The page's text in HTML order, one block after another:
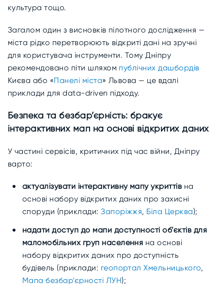
культура тощо.
Загалом один з висновків пілотного дослідження —
міста рідко перетворюють відкриті дані на зручні
для користувача інструменти. Тому Дніпру
рекомендовано піти шляхом публічних дашбордів
Києва або «Панелі міста» Львова — це вдалі
приклади для data-driven підходу.
Безпека та безбар’єрність: бракує
інтерактивних мап на основі відкритих даних
У частині сервісів, критичних під час війни, Дніпру
варто:
актуалізувати інтерактивну мапу укриттів на
основі набору відкритих даних про захисні
споруди (приклади:Запоріжжя, Біла Церква);
надати доступ до мапи доступності об’єктів для
маломобільних груп населення на основі
набору відкритих даних про доступність
будівель (приклади: геопортал Хмельницького,
Мапа безбар’єрності ЛУН);